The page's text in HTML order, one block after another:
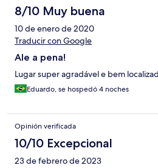
8/10 Muy buena
10 de enero de 2020
Traducir con Google
Ale a pena!
Lugar super agradável e bem
Eduardo, se hospedó 4 noches
Opinión verificada
10/10 Excepcional
23 de febrero de 2023